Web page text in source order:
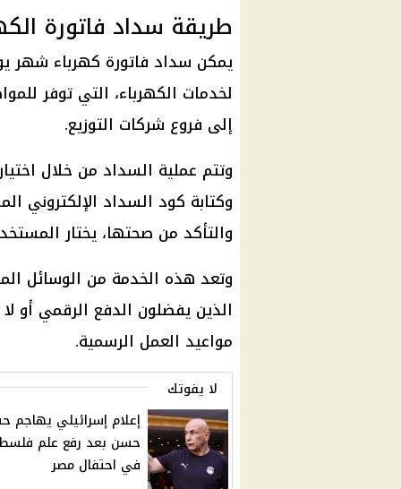
طريقة سداد فاتورة
يمكن سداد فاتورة كهرباء
لخدمات الكهرباء، التي توفر
إلى فروع شركات التوزيع.
وتتم عملية السداد من خلال
وكتابة كود السداد الإلكتروني
والتأكد من صحتها، يختار
وتعد هذه الخدمة من الوسائل
الذين يفضلون الدفع الرقمي أو
مواعيد العمل الرسمية.
لا يفوتك
إعلام إسرائيلي يهاجم
حسن بعد رفع علم
في احتفال مصر